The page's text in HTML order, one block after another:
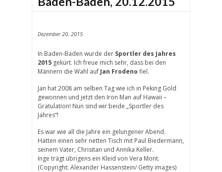
Dezember 20, 2015
In Baden-Baden wurde der Sportler des Jahres
2015 gekürt. Ich freue mich sehr, dass bei den
Männern die Wahl auf Jan Frodeno fiel.
Jan hat 2008 am selben Tag wie ich in Peking Gold
gewonnen und jetzt den Iron Man auf Hawaii –
Gratulation! Nun sind wir beide „Sportler des
Jahres“!
Es war wie all die Jahre ein gelungener Abend.
Hatten einen sehr netten Tisch mit Paul Biedermann,
seinem Vater, Chrisitan und Annika Keller.
Inge trägt übrigens ein Kleid von Vera Mont.
(Copyright: Alexander Hassenstein/ Getty images)